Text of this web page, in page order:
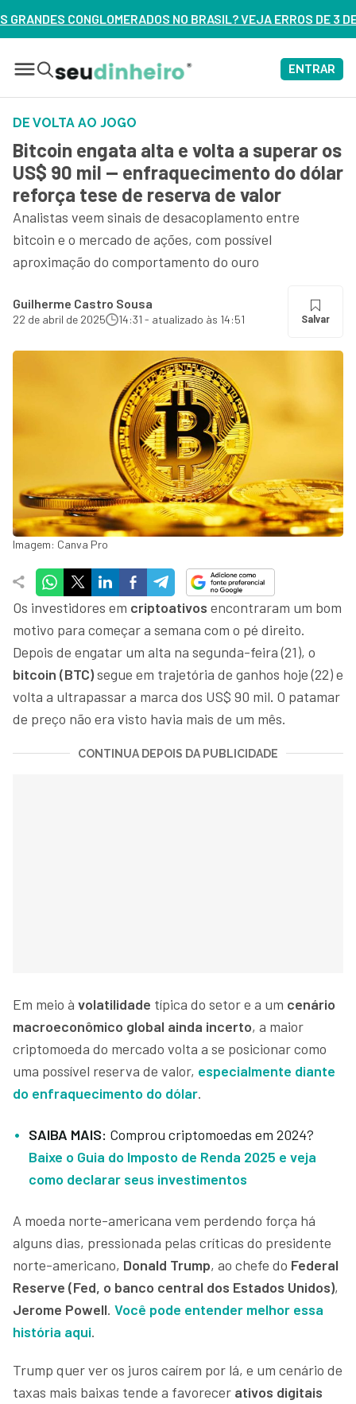
NO BRASIL? VEJA ERROS DE 3 DELES – ASSISTA AGORA
ENTRAR
DE VOLTA AO JOGO
Bitcoin engata alta e volta a superar os
US$ 90 mil — enfraquecimento do dólar
reforça tese de reserva de valor
Analistas veem sinais de desacoplamento entre
bitcoin e o mercado de ações, com possível
aproximação do comportamento do ouro
Guilherme Castro Sousa
22 de abril de 2025 14:31 - atualizado às 14:51 Salvar
Imagem: Canva Pro
Os investidores em criptoativos encontraram um bom
motivo para começar a semana com o pé direito.
Depois de engatar um alta na segunda-feira (21), o
bitcoin (BTC)segue em trajetória de ganhos hoje (22) e
volta a ultrapassar a marca dos US$ 90 mil. O patamar
de preço não era visto havia mais de um mês.
CONTINUA DEPOIS DA PUBLICIDADE
Em meio à volatilidade típica do setor e a um cenário
macroeconômico global ainda incerto, a maior
criptomoeda do mercado volta a se posicionar como
uma possível reserva de valor, especialmente diante
do enfraquecimento do dólar.
SAIBA MAIS: Comprou criptomoedas em 2024?
Baixe o Guia do Imposto de Renda 2025 e veja
como declarar seus investimentos
A moeda norte-americana vem perdendo força há
alguns dias, pressionada pelas críticas do presidente
norte-americano, Donald Trump, ao chefe do Federal
Reserve (Fed, o banco central dos Estados Unidos),
Jerome Powell. Você pode entender melhor essa
história aqui.
Trump quer ver os juros caírem por lá, e um cenário de
taxas mais baixas tende a favorecer ativos digitais